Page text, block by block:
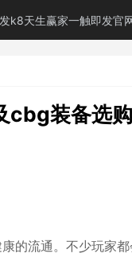
k8天生赢家一触即发官
cbg装备选
的流通。不少玩家